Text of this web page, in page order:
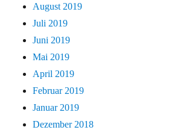
August 2019
Juli 2019
Juni 2019
Mai 2019
April 2019
Februar 2019
Januar 2019
Dezember 2018